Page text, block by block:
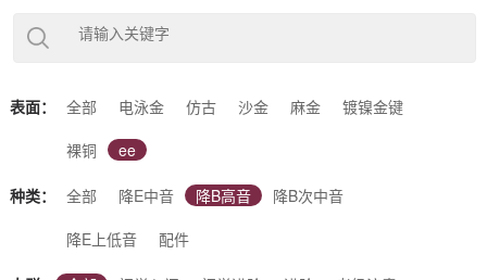
下几类：（降E调）中音萨克斯、（降B调）次中音萨克斯、（降
B调）高音萨克斯、（降E调）上低音萨克斯、（降B调）高音小
学进阶萨克斯、考级演奏萨克斯、专业演奏萨克斯、大师级萨克
据自己的喜好进行定制。杰尔威斯，好音质的选择！
表面： 全部 电泳金 仿古 沙金 麻金
镀镍金键
裸铜
ee
种类： 全部 降E中音 降B高音
降B次中音
降E上低音
配件